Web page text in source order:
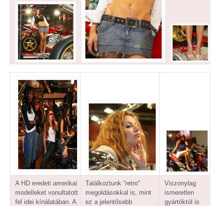
A HD eredeti amerikai
modelleket vonultatott
fel idei kínálatában. A
Találkoztunk “retro”
megoldásokkal is, mint
ez a jelentősebb
Viszonylag
ismeretlen
gyártóktól is